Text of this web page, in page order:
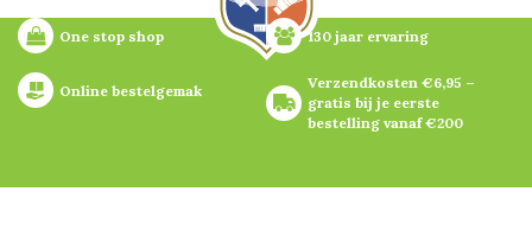
One stop shop 130 jaar ervaring
Online bestelgemak
Verzendkosten €6,95 –
gratis bij je eerste
bestelling vanaf €200